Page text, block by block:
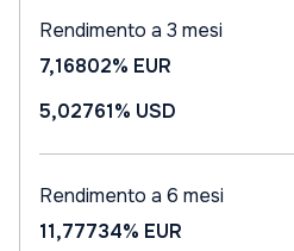
Rendimento a 3 mesi
7,16802% EUR
5,02761% USD
Rendimento a 6 mesi
11,77734% EUR